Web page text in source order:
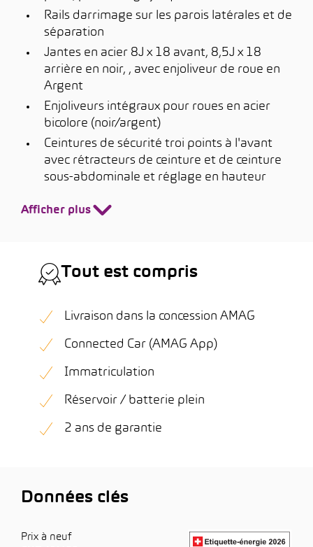
Rails darrimage sur les parois latérales et de
séparation
Jantes en acier 8J x 18 avant, 8,5J x 18
arrière en noir, , avec enjoliveur de roue en
Argent
Enjoliveurs intégraux pour roues en acier
bicolore (noir/argent)
Ceintures de sécurité troi points à l'avant
avec rétracteurs de ceinture et de ceinture
sous-abdominale et réglage en hauteur
Afficher plus
Tout est compris
Livraison dans la concession AMAG
Connected Car (AMAG App)
Immatriculation
Réservoir / batterie plein
2 ans de garantie
Données clés
Prix à neuf